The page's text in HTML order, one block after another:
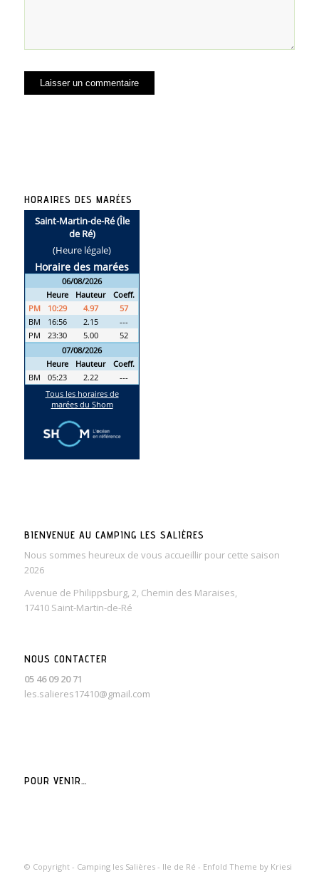
HORAIRES DES MARÉES
BIENVENUE AU CAMPING LES SALIÈRES
Nous sommes heureux de vous accueillir pour cette saison
2026
Avenue de Philippsburg, 2, Chemin des Maraises,
17410 Saint-Martin-de-Ré
NOUS CONTACTER
05 46 09 20 71
les.salieres17410@gmail.com
POUR VENIR…
© Copyright - Camping les Salières - Ile de Ré - Enfold Theme by Kriesi